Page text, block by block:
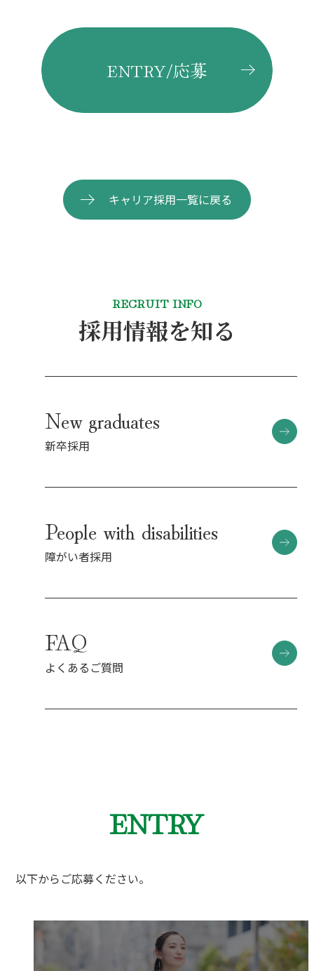
ENTRY/応募
キャリア採用一覧に戻る
RECRUIT INFO
採用情報を知る
New graduates
新卒採用
People with disabilities
障がい者採用
FAQ
よくあるご質問
ENTRY
以下からご応募ください。